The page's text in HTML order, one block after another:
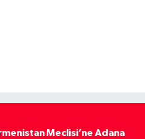
Meclisi’ne Adana